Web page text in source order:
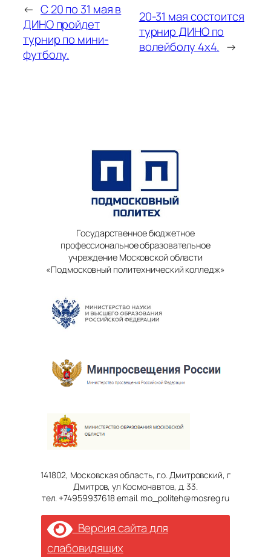
← С 20 по 31 мая в
ДИНО пройдет
турнир по мини-
футболу.
20-31 мая состоится
турнир ДИНО по
волейболу 4х4. →
Государственное бюджетное
профессиональное образовательное
учреждение Московской области
«Подмосковный политехнический колледж»
141802, Московская область, г.о. Дмитровский, г
Дмитров, ул Космонавтов, д. 33.
тел. +74959937618 email. mo_politeh@mosreg.ru
Версия сайта для
слабовидящих